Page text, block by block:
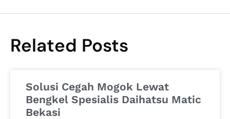
Related Posts
Solusi Cegah Mogok Lewat
Bengkel Spesialis Daihatsu Matic
Bekasi